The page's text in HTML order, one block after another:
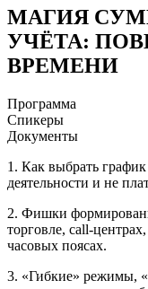
МАГИЯ
УЧЁТА:
ВРЕМЕНИ
Программа
Спикеры
Документы
1. Как выбрать
деятельности и не
2. Фишки
торговле, call-
часовых поясах.
3. «Гибкие» режимы,